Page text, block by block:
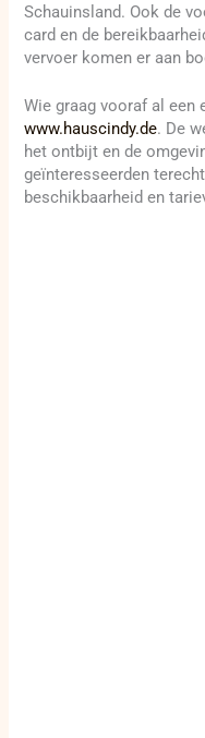
Schauinsland. Ook de
card en de
vervoer komen er aan
Wie graag vooraf al een
www.hauscindy.de. De
het ontbijt en de
geïnteresseerden
beschikbaarheid en